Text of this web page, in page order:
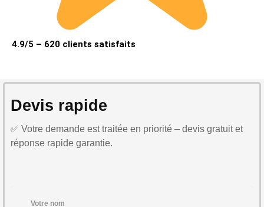
4.9/5 – 620 clients satisfaits
Devis rapide
✅ Votre demande est traitée en priorité – devis gratuit et
réponse rapide garantie.
Votre nom